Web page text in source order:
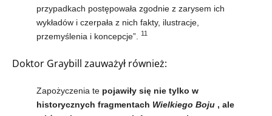
przypadkach postępowała zgodnie z zarysem ich
wykładów i czerpała z nich fakty, ilustracje,
przemyślenia i koncepcje”.
11
Doktor Graybill zauważył również:
Zapożyczenia te pojawiły się nie tylko w
historycznych fragmentach Wielkiego Boju , ale